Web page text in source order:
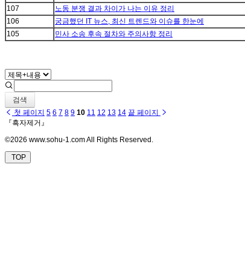
107 노동 분쟁 결과 차이가 나는 이유 정리
106
궁금했던 IT 뉴스, 최신 트렌드와 이슈를 한눈에
105
민사 소송 후속 절차와 주의사항 정리
검색
첫 페이지 5 6 7 8 9 10 11 12 13 14 끝 페이지
『흑자제거』
©2026 www.sohu-1.com All Rights Reserved.
TOP